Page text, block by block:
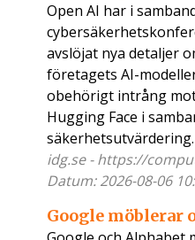
Open AI har i
avslöjat nya detaljer
företagets AI-
obehörigt intrång
Hugging Face i
idg.se - https://
Datum: 2026-08-06
Google möblerar